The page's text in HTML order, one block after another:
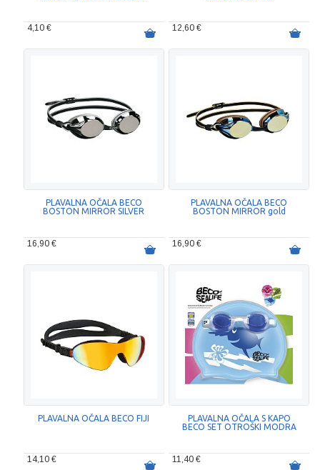
4,10 € 12,60 €
PLAVALNA OČALA BECO
BOSTON MIRROR SILVER
16,90 €
PLAVALNA OČALA BECO
BOSTON MIRROR gold
16,90 €
PLAVALNA OČALA BECO FIJI
14,10 €
PLAVALNA OČALA S KAPO
BECO SET OTROŠKI MODRA
11,40 €